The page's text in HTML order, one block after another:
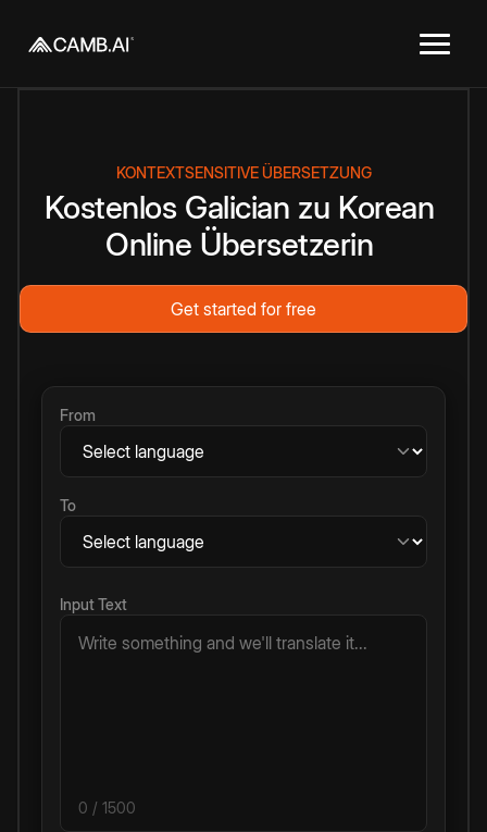
KONTEXTSENSITIVE ÜBERSETZUNG
Kostenlos Galician zu Korean
Online Übersetzerin
Get started for free
From
To
Input Text
0 / 1500